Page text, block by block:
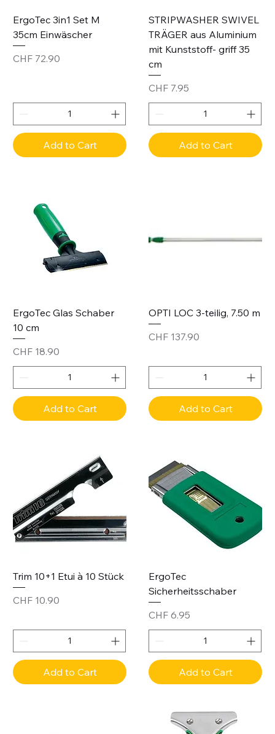
ErgoTec 3in1 Set M
35cm Einwäscher
Price
CHF 72.90
Add to Cart
STRIPWASHER SWIVEL
TRÄGER aus Aluminium
mit Kunststoff- griff 35
cm
Price
CHF 7.95
Add to Cart
ErgoTec Glas Schaber
10 cm
Price
CHF 18.90
Add to Cart
OPTI LOC 3-teilig, 7.50 m
Price
CHF 137.90
Add to Cart
Trim 10+1 Etui à 10 Stück
Price
CHF 10.90
Add to Cart
ErgoTec
Sicherheitsschaber
Price
CHF 6.95
Add to Cart